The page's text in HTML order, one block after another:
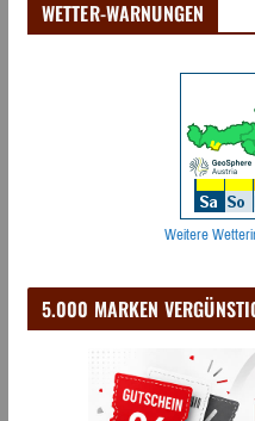
WETTER-WARNUNGEN
Weitere
5.000 MARKEN